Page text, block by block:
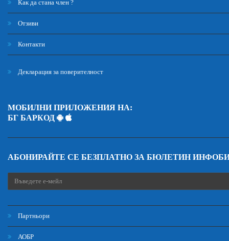
Как да стана член ?
Отзиви
Контакти
Декларация за поверителност
МОБИЛНИ ПРИЛОЖЕНИЯ НА:
БГ БАРКОД
АБОНИРАЙТЕ СЕ БЕЗПЛАТНО ЗА БЮЛЕТИН
Партньори
АОБР